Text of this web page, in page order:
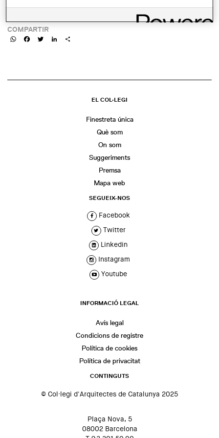
https://rocamail.com/ca/event.asp?eid=632
COMPARTIR
WhatsAppFacebookTwitterLinkedIn
EL COL·LEGI
Finestreta única
Què som
On som
Suggeriments
Premsa
Mapa web
SEGUEIX-NOS
Facebook
Twitter
Linkedin
Instagram
Youtube
INFORMACIÓ LEGAL
Avís legal
Condicions de registre
Política de cookies
Política de privacitat
CONTINGUTS
© Col·legi d'Arquitectes de Catalunya 2025
Plaça Nova, 5
08002 Barcelona